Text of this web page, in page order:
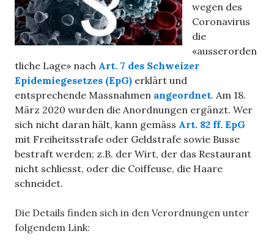
wegen des
Coronavirus
die
«ausserorden
tliche Lage» nach Art. 7 des Schweizer
Epidemiegesetzes (EpG) erklärt und
entsprechende Massnahmen angeordnet. Am 18.
März 2020 wurden die Anordnungen ergänzt. Wer
sich nicht daran hält, kann gemäss Art. 82 ff. EpG
mit Freiheitsstrafe oder Geldstrafe sowie Busse
bestraft werden; z.B. der Wirt, der das Restaurant
nicht schliesst, oder die Coiffeuse, die Haare
schneidet.
Die Details finden sich in den Verordnungen unter
folgendem Link: